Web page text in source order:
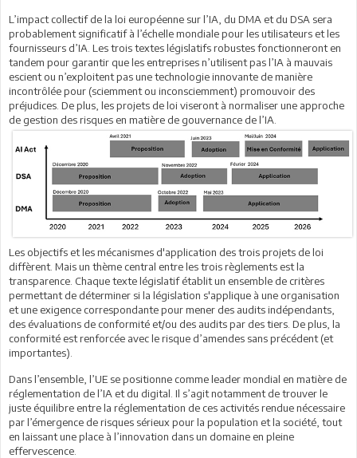
L’impact collectif de la loi européenne sur l’IA, du DMA et du DSA sera
probablement significatif à l’échelle mondiale pour les utilisateurs et les
fournisseurs d’IA. Les trois textes législatifs robustes fonctionneront en
tandem pour garantir que les entreprises n’utilisent pas l’IA à mauvais
escient ou n’exploitent pas une technologie innovante de manière
incontrôlée pour (sciemment ou inconsciemment) promouvoir des
préjudices. De plus, les projets de loi viseront à normaliser une approche
de gestion des risques en matière de gouvernance de l’IA.
Les objectifs et les mécanismes d'application des trois projets de loi
diffèrent. Mais un thème central entre les trois règlements est la
transparence. Chaque texte législatif établit un ensemble de critères
permettant de déterminer si la législation s'applique à une organisation
et une exigence correspondante pour mener des audits indépendants,
des évaluations de conformité et/ou des audits par des tiers. De plus, la
conformité est renforcée avec le risque d’amendes sans précédent (et
importantes).
Dans l’ensemble, l’UE se positionne comme leader mondial en matière de
réglementation de l’IA et du digital. Il s’agit notamment de trouver le
juste équilibre entre la réglementation de ces activités rendue nécessaire
par l’émergence de risques sérieux pour la population et la société, tout
en laissant une place à l’innovation dans un domaine en pleine
effervescence.